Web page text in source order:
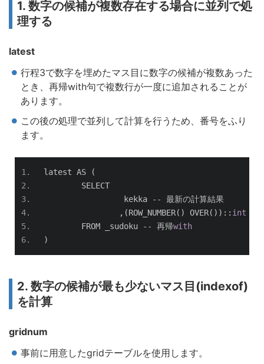
1. 数字の候補が複数存在する場合に並列で処
理する
latest
行程3で数字を埋めたマス目に数字の候補が複数あった
とき、再帰with句で複数行が一度に追加されることが
あります。
この後の処理で並列して計算を行うため、番号をふり
ます。
latest AS
(
	SELECT
		 kekka
--
最新の計算結果
,(ROW_NUMBER() OVER()):: int
	FROM _sudoku
-- 再帰with
)
2. 数字の候補が最も少ないマス目(indexof)
を計算
gridnum
事前に用意したgridテーブルを使用します。